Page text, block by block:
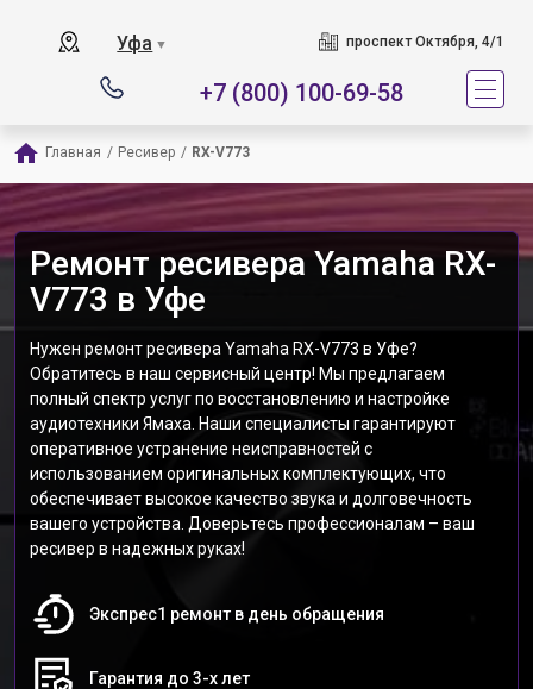
Уфа ▼ проспект Октября, 4/1
+7 (800) 100-69-58
Главная / Ресивер / RX-V773
Ремонт ресивера Yamaha RX-
V773 в Уфе
Нужен ремонт ресивера Yamaha RX-V773 в Уфе?
Обратитесь в наш сервисный центр! Мы предлагаем
полный спектр услуг по восстановлению и настройке
аудиотехники Ямаха. Наши специалисты гарантируют
оперативное устранение неисправностей с
использованием оригинальных комплектующих, что
обеспечивает высокое качество звука и долговечность
вашего устройства. Доверьтесь профессионалам – ваш
ресивер в надежных руках!
Экспрес1 ремонт в день обращения
Гарантия до 3-х лет